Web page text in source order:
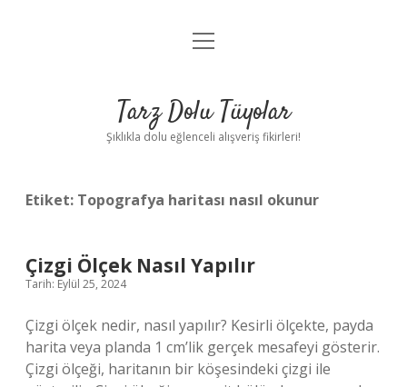
Anasayfa
Yasal Uyarı
menüyü
Tarz Dolu Tüyolar
Şıklıkla dolu eğlenceli alışveriş fikirleri!
Etiket: Topografya haritası nasıl okunur
Çizgi Ölçek Nasıl Yapılır
Tarih: Eylül 25, 2024
Çizgi ölçek nedir, nasıl yapılır? Kesirli ölçekte, payda
harita veya planda 1 cm’lik gerçek mesafeyi gösterir.
Çizgi ölçeği, haritanın bir köşesindeki çizgi ile